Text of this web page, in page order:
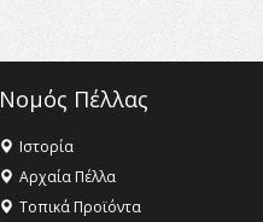
Νομός Πέλλας
Ιστορία
Αρχαία Πέλλα
Τοπικά Προϊόντα